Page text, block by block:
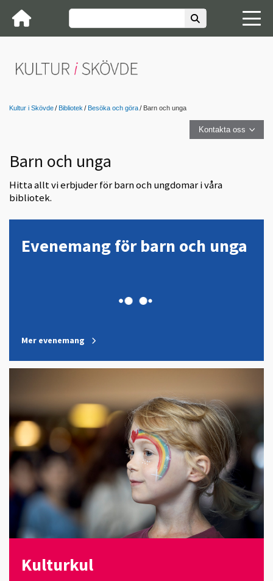
Kultur i Skövde Bibliotek Besöka och göra Barn och unga
Kontakta oss
Barn och unga
Hitta allt vi erbjuder för barn och ungdomar i våra
bibliotek.
Evenemang för barn och unga
Mer evenemang
Kulturkul